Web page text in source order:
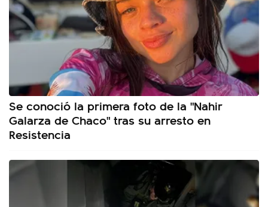
Se conoció la primera foto de la "Nahir
Galarza de Chaco" tras su arresto en
Resistencia